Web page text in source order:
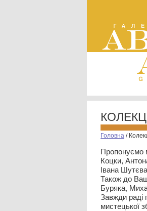
Головна /
Пропонуємо
Коцки,
Івана
Також до
Буряка,
Завжди раді
мистецької